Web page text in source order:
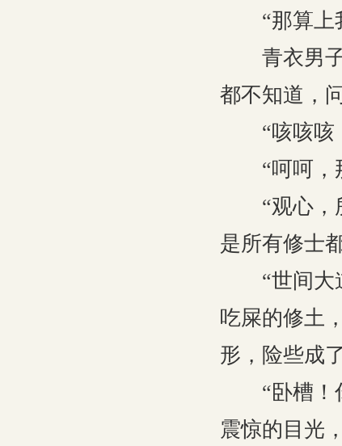
“那算上我
青衣男子
都不知道，问
“咳咳咳
“呵呵，那
“观心，所
是所有修士
“世间大道
吃屎的修土
形，险些成
“卧槽！你
震惊的目光